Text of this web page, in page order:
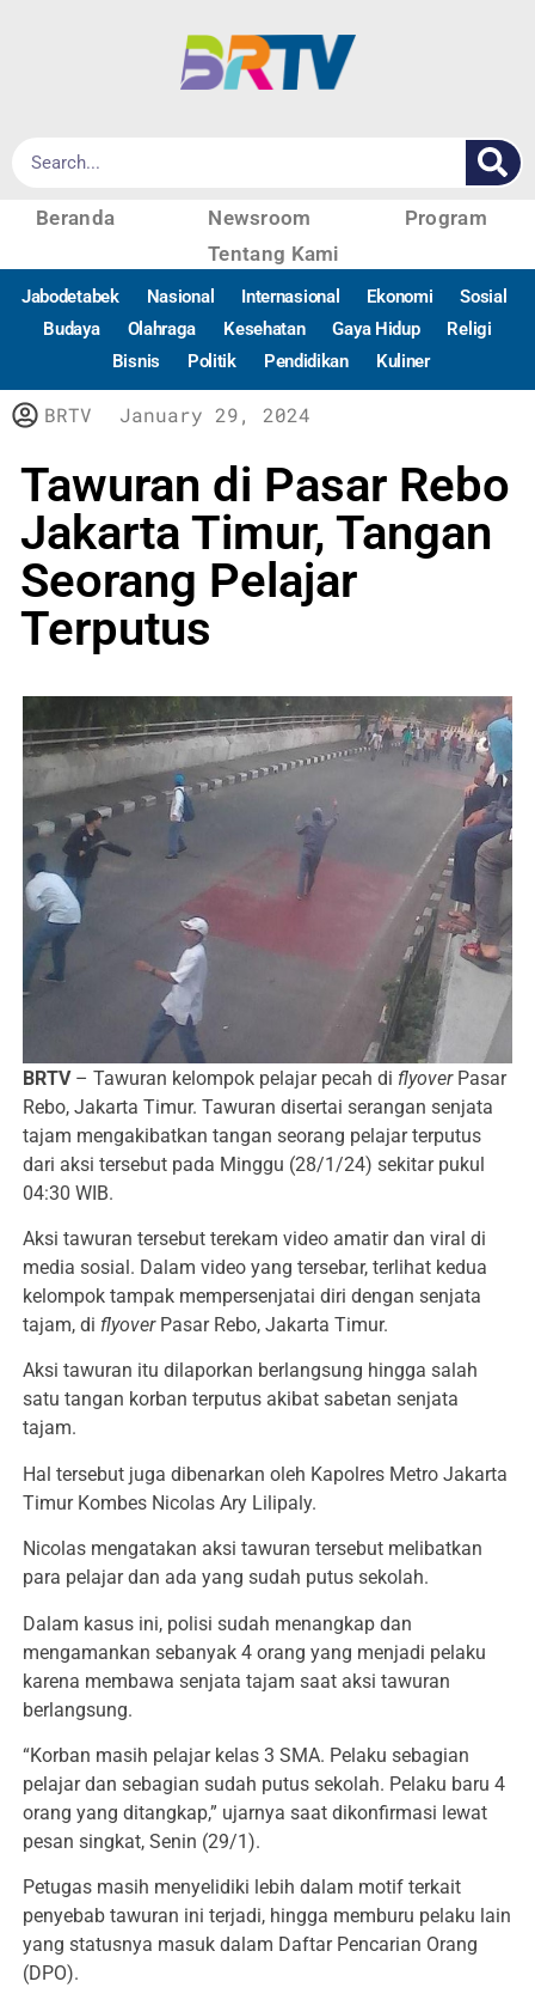
Beranda Newsroom
Program
Tentang Kami
Jabodetabek Nasional Internasional Ekonomi
Sosial
Budaya
Olahraga Kesehatan Gaya Hidup
Religi
Bisnis
Politik Pendidikan Kuliner
BRTV January 29, 2024
Tawuran di Pasar Rebo
Jakarta Timur, Tangan
Seorang Pelajar
Terputus
BRTV – Tawuran kelompok pelajar pecah di flyoverPasar
Rebo, Jakarta Timur. Tawuran disertai serangan senjata
tajam mengakibatkan tangan seorang pelajar terputus
dari aksi tersebut pada Minggu (28/1/24) sekitar pukul
04:30 WIB.
Aksi tawuran tersebut terekam video amatir dan viral di
media sosial. Dalam video yang tersebar, terlihat kedua
kelompok tampak mempersenjatai diri dengan senjata
tajam, di flyover Pasar Rebo, Jakarta Timur.
Aksi tawuran itu dilaporkan berlangsung hingga salah
satu tangan korban terputus akibat sabetan senjata
tajam.
Hal tersebut juga dibenarkan oleh Kapolres Metro Jakarta
Timur Kombes Nicolas Ary Lilipaly.
Nicolas mengatakan aksi tawuran tersebut melibatkan
para pelajar dan ada yang sudah putus sekolah.
Dalam kasus ini, polisi sudah menangkap dan
mengamankan sebanyak 4 orang yang menjadi pelaku
karena membawa senjata tajam saat aksi tawuran
berlangsung.
“Korban masih pelajar kelas 3 SMA. Pelaku sebagian
pelajar dan sebagian sudah putus sekolah. Pelaku baru 4
orang yang ditangkap,” ujarnya saat dikonfirmasi lewat
pesan singkat, Senin (29/1).
Petugas masih menyelidiki lebih dalam motif terkait
penyebab tawuran ini terjadi, hingga memburu pelaku lain
yang statusnya masuk dalam Daftar Pencarian Orang
(DPO).